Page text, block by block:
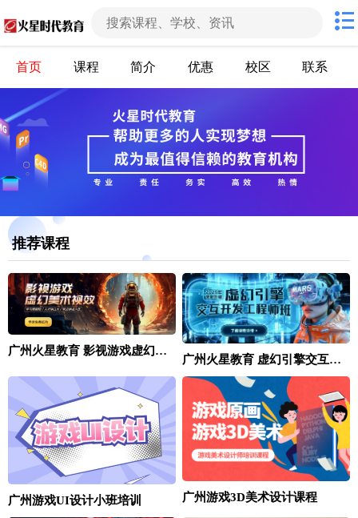
首页 课程 简介 优惠 校区 联系
推荐课程
广州火星教育 影视游戏虚幻引擎视效培训课程
广州火星教育 虚幻引擎交互开发工程师班
广州游戏UI设计小班培训 广州游戏3D美术设计课程